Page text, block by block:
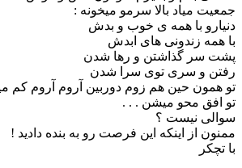
جمعیت میاد بالا سرمو میخونه :
دنیارو با همه ی خوب و بدش
با همه زندونی های ابدش
پشت سر گذاشتن و رها شدن
رفتن و سری توی سرا شدن
تو همون حین هم زوم دوربین آروم آروم کم
تو افق محو میشن . . .
سوالی نیست ؟
ممنون از اینکه این فرصت رو به بنده دادید !
با تچکر